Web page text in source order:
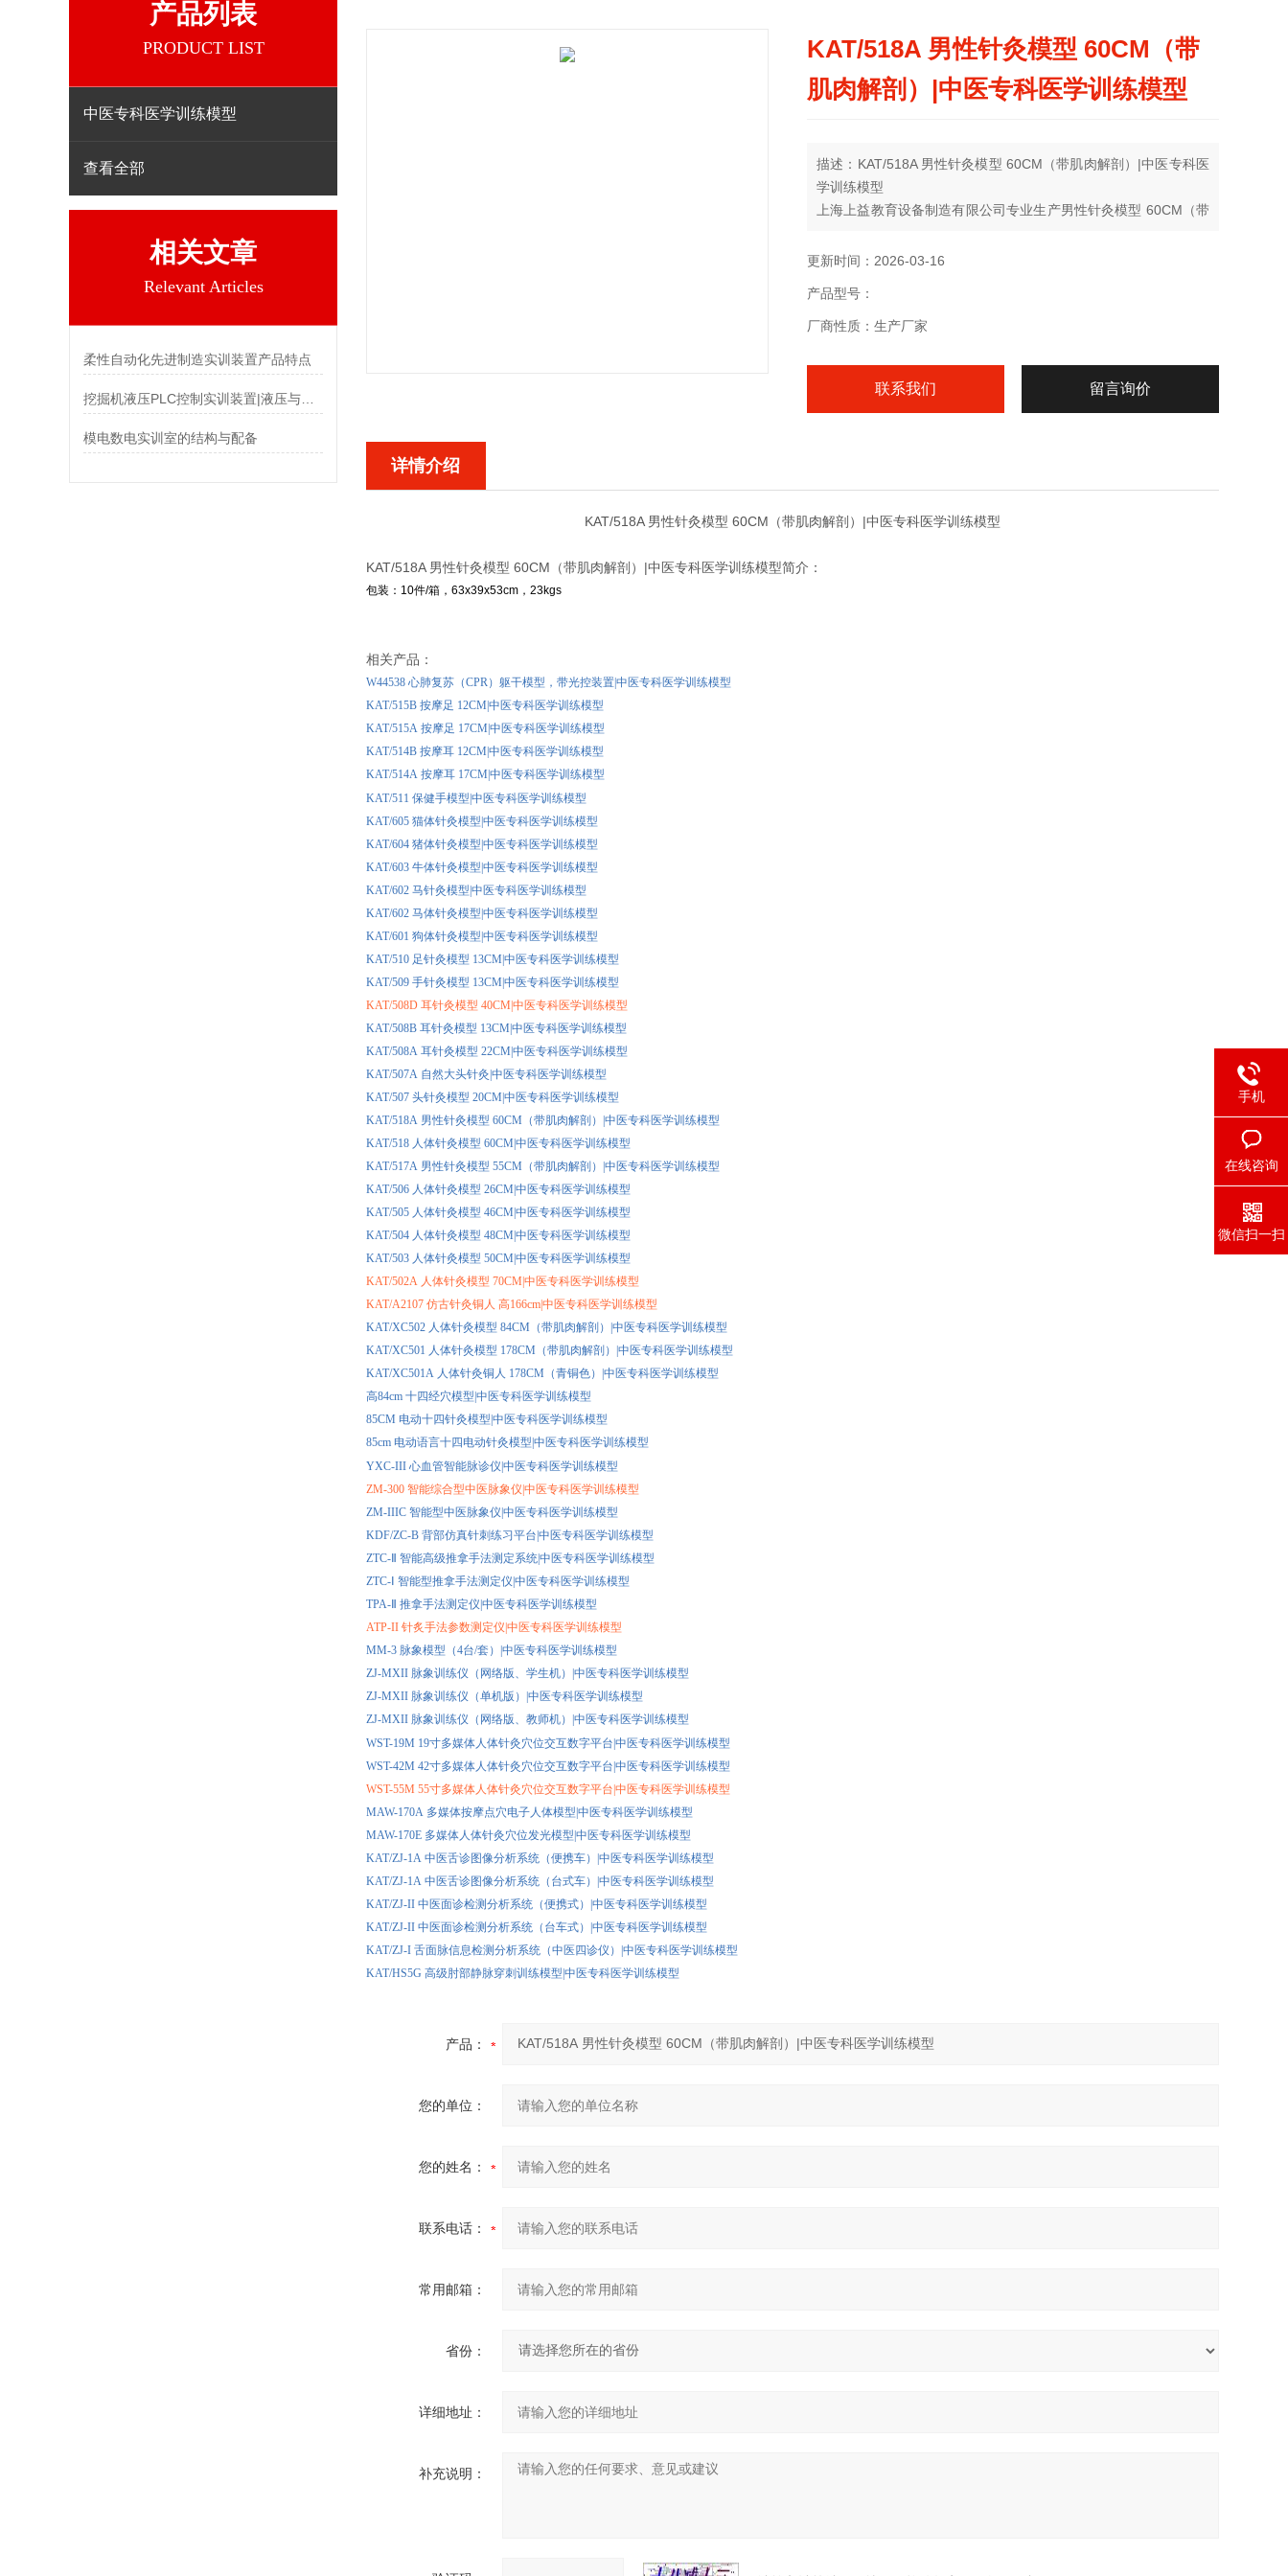
产品列表
PRODUCT LIST
中医专科医学训练模型
查看全部
相关文章
Relevant Articles
柔性自动化先进制造实训装置产品特点
挖掘机液压PLC控制实训装置|液压与气动实训装置
模电数电实训室的结构与配备
KAT/518A 男性针灸模型 60CM（带
肌肉解剖）|中医专科医学训练模型
描述：KAT/518A 男性针灸模型 60CM（带肌肉解剖）|中医专科医
学训练模型
上海上益教育设备制造有限公司专业生产男性针灸模型 60CM（带
更新时间：2026-03-16
产品型号：
厂商性质：生产厂家
联系我们 留言询价
详情介绍
KAT/518A 男性针灸模型 60CM（带肌肉解剖）|中医专科医学训练模型
KAT/518A 男性针灸模型 60CM（带肌肉解剖）|中医专科医学训练模型简介：
包装：10件/箱，63x39x53cm，23kgs
相关产品：
W44538 心肺复苏（CPR）躯干模型，带光控装置|中医专科医学训练模型
KAT/515B 按摩足 12CM|中医专科医学训练模型
KAT/515A 按摩足 17CM|中医专科医学训练模型
KAT/514B 按摩耳 12CM|中医专科医学训练模型
KAT/514A 按摩耳 17CM|中医专科医学训练模型
KAT/511 保健手模型|中医专科医学训练模型
KAT/605 猫体针灸模型|中医专科医学训练模型
KAT/604 猪体针灸模型|中医专科医学训练模型
KAT/603 牛体针灸模型|中医专科医学训练模型
KAT/602 马针灸模型|中医专科医学训练模型
KAT/602 马体针灸模型|中医专科医学训练模型
KAT/601 狗体针灸模型|中医专科医学训练模型
KAT/510 足针灸模型 13CM|中医专科医学训练模型
KAT/509 手针灸模型 13CM|中医专科医学训练模型
KAT/508D 耳针灸模型 40CM|中医专科医学训练模型
KAT/508B 耳针灸模型 13CM|中医专科医学训练模型
KAT/508A 耳针灸模型 22CM|中医专科医学训练模型
KAT/507A 自然大头针灸|中医专科医学训练模型
KAT/507 头针灸模型 20CM|中医专科医学训练模型
KAT/518A 男性针灸模型 60CM（带肌肉解剖）|中医专科医学训练模型
KAT/518 人体针灸模型 60CM|中医专科医学训练模型
KAT/517A 男性针灸模型 55CM（带肌肉解剖）|中医专科医学训练模型
KAT/506 人体针灸模型 26CM|中医专科医学训练模型
KAT/505 人体针灸模型 46CM|中医专科医学训练模型
KAT/504 人体针灸模型 48CM|中医专科医学训练模型
KAT/503 人体针灸模型 50CM|中医专科医学训练模型
KAT/502A 人体针灸模型 70CM|中医专科医学训练模型
KAT/A2107 仿古针灸铜人 高166cm|中医专科医学训练模型
KAT/XC502 人体针灸模型 84CM（带肌肉解剖）|中医专科医学训练模型
KAT/XC501 人体针灸模型 178CM（带肌肉解剖）|中医专科医学训练模型
KAT/XC501A 人体针灸铜人 178CM（青铜色）|中医专科医学训练模型
高84cm 十四经穴模型|中医专科医学训练模型
85CM 电动十四针灸模型|中医专科医学训练模型
85cm 电动语言十四电动针灸模型|中医专科医学训练模型
YXC-III 心血管智能脉诊仪|中医专科医学训练模型
ZM-300 智能综合型中医脉象仪|中医专科医学训练模型
ZM-IIIC 智能型中医脉象仪|中医专科医学训练模型
KDF/ZC-B 背部仿真针刺练习平台|中医专科医学训练模型
ZTC-Ⅱ 智能高级推拿手法测定系统|中医专科医学训练模型
ZTC-Ⅰ 智能型推拿手法测定仪|中医专科医学训练模型
TPA-Ⅱ 推拿手法测定仪|中医专科医学训练模型
ATP-II 针炙手法参数测定仪|中医专科医学训练模型
MM-3 脉象模型（4台/套）|中医专科医学训练模型
ZJ-MXII 脉象训练仪（网络版、学生机）|中医专科医学训练模型
ZJ-MXII 脉象训练仪（单机版）|中医专科医学训练模型
ZJ-MXII 脉象训练仪（网络版、教师机）|中医专科医学训练模型
WST-19M 19寸多媒体人体针灸穴位交互数字平台|中医专科医学训练模型
WST-42M 42寸多媒体人体针灸穴位交互数字平台|中医专科医学训练模型
WST-55M 55寸多媒体人体针灸穴位交互数字平台|中医专科医学训练模型
MAW-170A 多媒体按摩点穴电子人体模型|中医专科医学训练模型
MAW-170E 多媒体人体针灸穴位发光模型|中医专科医学训练模型
KAT/ZJ-1A 中医舌诊图像分析系统（便携车）|中医专科医学训练模型
KAT/ZJ-1A 中医舌诊图像分析系统（台式车）|中医专科医学训练模型
KAT/ZJ-II 中医面诊检测分析系统（便携式）|中医专科医学训练模型
KAT/ZJ-II 中医面诊检测分析系统（台车式）|中医专科医学训练模型
KAT/ZJ-I 舌面脉信息检测分析系统（中医四诊仪）|中医专科医学训练模型
KAT/HS5G 高级肘部静脉穿刺训练模型|中医专科医学训练模型
产品：
您的单位：
您的姓名：
联系电话：
常用邮箱：
省份：
详细地址：
补充说明：
手机
在线咨询
微信扫一扫